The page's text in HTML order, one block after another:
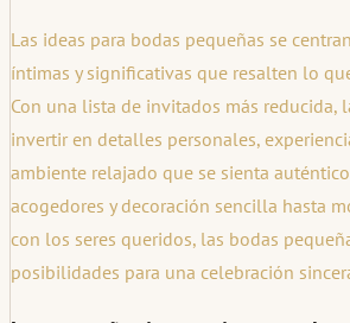
Las ideas para bodas pequeñas se
íntimas y significativas que resalten lo
Con una lista de invitados más reducida,
invertir en detalles personales,
ambiente relajado que se sienta
acogedores y decoración sencilla hasta
con los seres queridos, las bodas
posibilidades para una celebración